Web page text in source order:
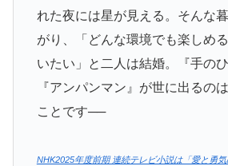
れた夜には星が見える。そんな
がり、「どんな環境でも楽しめ
いたい」と二人は結婚。『手のひ
『アンパンマン』が世に出るの
ことです──
NHK2025年度前期 連続テレビ小説は「愛と勇気